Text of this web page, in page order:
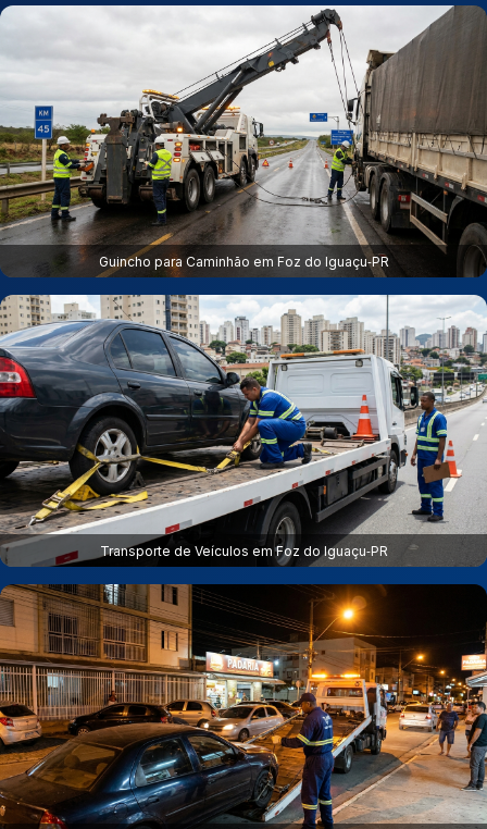
Guincho para Caminhão em Foz do Iguaçu‑PR
Transporte de Veículos em Foz do Iguaçu‑PR